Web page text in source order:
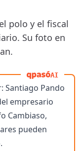
polo y el fiscal
Su foto en
AI
Santiago Pando
empresario
Cambiaso,
pueden